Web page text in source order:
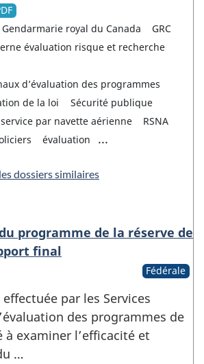
Gendarmarie royal du Canada
GRC
évaluation risque et recherche
d’évaluation des programmes
de la loi
Sécurité publique
par navette aérienne
RSNA
évaluation ...
dossiers similaires
programme de la réserve de
final
Fédérale
effectuée par les Services
des programmes de
à examiner l’efficacité et
…